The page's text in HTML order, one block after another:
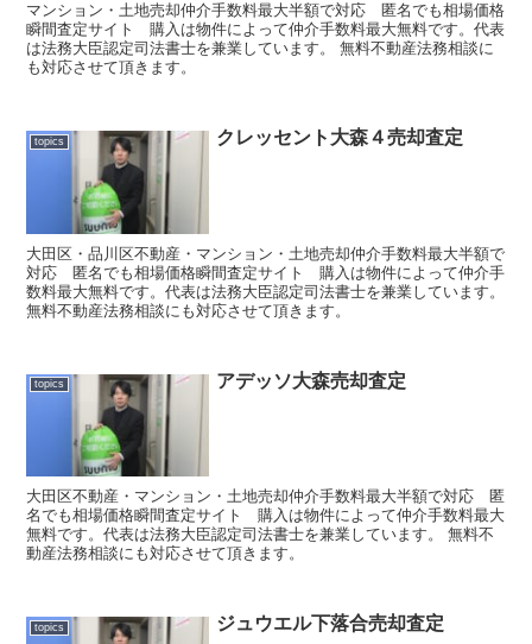
マンション・土地売却仲介手数料最大半額で対応 匿名でも相場価格
瞬間査定サイト 購入は物件によって仲介手数料最大無料です。代表
は法務大臣認定司法書士を兼業しています。 無料不動産法務相談に
も対応させて頂きます。
topics クレッセント大森４売却査定
大田区・品川区不動産・マンション・土地売却仲介手数料最大半額で
対応 匿名でも相場価格瞬間査定サイト 購入は物件によって仲介手
数料最大無料です。代表は法務大臣認定司法書士を兼業しています。
無料不動産法務相談にも対応させて頂きます。
topics アデッソ大森売却査定
大田区不動産・マンション・土地売却仲介手数料最大半額で対応 匿
名でも相場価格瞬間査定サイト 購入は物件によって仲介手数料最大
無料です。代表は法務大臣認定司法書士を兼業しています。 無料不
動産法務相談にも対応させて頂きます。
topics ジュウエル下落合売却査定